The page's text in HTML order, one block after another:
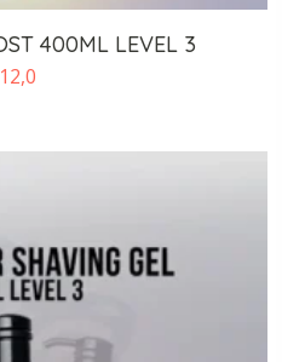
400ML LEVEL 3
12,0